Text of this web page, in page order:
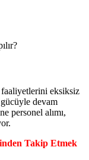
eksiksiz
devam
personel alımı,
Takip Etmek